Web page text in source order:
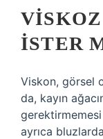
ISTER
Viskon, görsel
da, kayın
ayrıca